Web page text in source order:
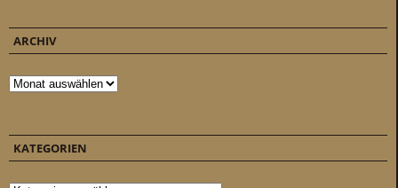
ARCHIV
Archiv
KATEGORIEN